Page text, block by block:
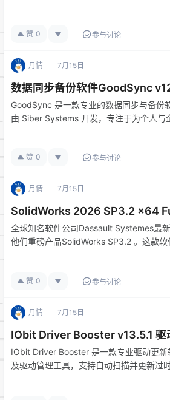
能，同时提供图层蒙版、HDR…
赞 0 参与讨论
月情 7月15日
数据同步备份软件GoodSync
GoodSync 是一款专业的数据同步与备份
由 Siber Systems 开发，专注于为个人与
在多台电脑、U 盘、局域网设备及云端存
赞 0 参与讨论
月情 7月15日
SolidWorks 2026 SP3.2 x64
全球知名软件公司Dassault Systemes最
他们重磅产品SolidWorks SP3.2 。这款软
模拟设计能力,可以在虚拟环境中对产品进…
赞 0 参与讨论
月情 7月15日
IObit Driver Booster v13.5.1 驱
IObit Driver Booster 是一款专业驱动更新
及驱动管理工具，支持自动扫描并更新过